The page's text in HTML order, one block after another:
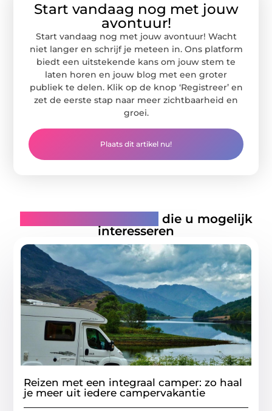
Start vandaag nog met jouw
avontuur!
Start vandaag nog met jouw avontuur! Wacht
niet langer en schrijf je meteen in. Ons platform
biedt een uitstekende kans om jouw stem te
laten horen en jouw blog met een groter
publiek te delen. Klik op de knop ‘Registreer’ en
zet de eerste stap naar meer zichtbaarheid en
groei.
Plaats dit artikel nu!
die u mogelijk
interesseren
Reizen met een integraal camper: zo haal
je meer uit iedere campervakantie